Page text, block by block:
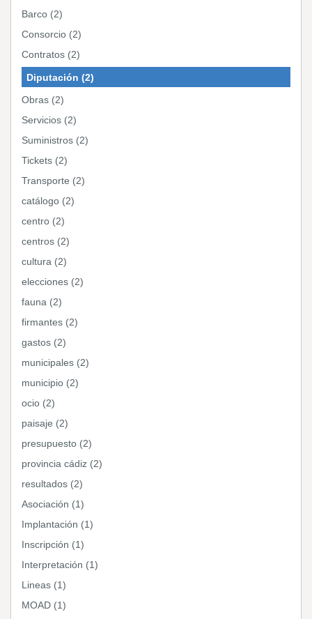
Barco (2)
Consorcio (2)
Contratos (2)
Diputación (2)
Obras (2)
Servicios (2)
Suministros (2)
Tickets (2)
Transporte (2)
catálogo (2)
centro (2)
centros (2)
cultura (2)
elecciones (2)
fauna (2)
firmantes (2)
gastos (2)
municipales (2)
municipio (2)
ocio (2)
paisaje (2)
presupuesto (2)
provincia cádiz (2)
resultados (2)
Asociación (1)
Implantación (1)
Inscripción (1)
Interpretación (1)
Lineas (1)
MOAD (1)